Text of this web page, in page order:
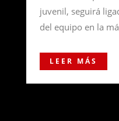
juvenil, seguirá
del equipo en la
LEER MÁS